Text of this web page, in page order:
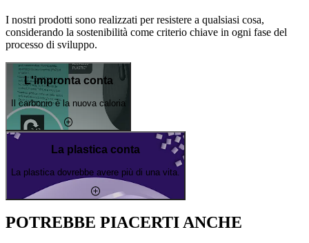
I nostri prodotti sono realizzati per resistere a qualsiasi cosa,
considerando la sostenibilità come criterio chiave in ogni fase del
processo di sviluppo.
L'impronta conta
Il carbonio è la nuova caloria
La plastica conta
La plastica dovrebbe avere più di una vita.
POTREBBE PIACERTI ANCHE